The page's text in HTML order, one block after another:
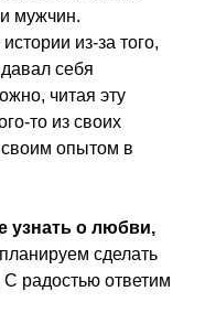
мужчин.
из-за того,
себя
читая эту
то из своих
опытом в
узнать о любви,
сделать
радостью ответим